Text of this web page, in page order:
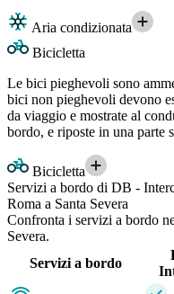
Aria condizionata
Bicicletta
Le bici pieghevoli sono
bici non pieghevoli devono
da viaggio e mostrate al
bordo, e riposte in una parte
Bicicletta
Servizi a bordo di DB -
Roma a Santa Severa
Confronta i servizi a bordo
Severa.
Servizi a bordo